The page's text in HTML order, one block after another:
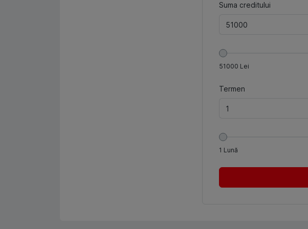
Suma creditului
51000 Lei
Termen
1 Lună